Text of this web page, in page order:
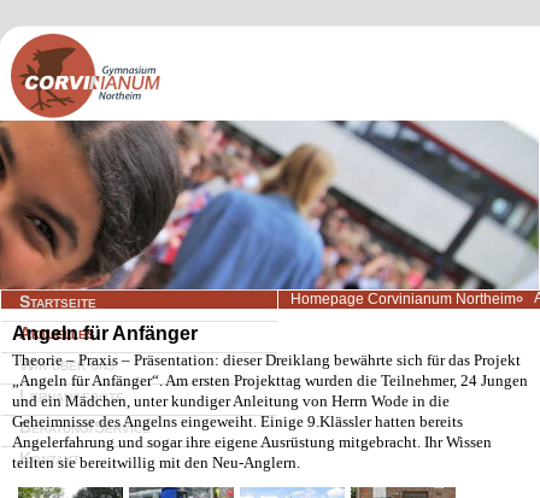
Navigation
überspringen
Startseite
Aktuelles
Wir über uns
Lernangebote
Beratung/Service
Kontakt
Homepage Corvinianum Northeim
Angeln für Anfänger
Theorie – Praxis – Präsentation: dieser Dreiklang bewährte sich für das Projekt
„Angeln für Anfänger“. Am ersten Projekttag wurden die Teilnehmer, 24 Jungen
und ein Mädchen, unter kundiger Anleitung von Herrn Wode in die
Geheimnisse des Angelns eingeweiht. Einige 9.Klässler hatten bereits
Angelerfahrung und sogar ihre eigene Ausrüstung mitgebracht. Ihr Wissen
teilten sie bereitwillig mit den Neu-Anglern.